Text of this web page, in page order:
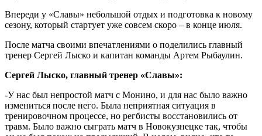
Впереди у «Славы» небольшой отдых и подготовка к новому
сезону, который стартует уже совсем скоро – в конце июля.
После матча своими впечатлениями о поделились главный
тренер Сергей Лыско и капитан команды Артем Рыбаулин.
Сергей Лыско, главный тренер «Славы»:
-У нас был непростой матч с Монино, и для нас было важно
измениться после него. Была неприятная ситуация в
тренировочном процессе, но регбисты восстановились от
травм. Было важно сыграть матч в Новокузнецке так, чтобы